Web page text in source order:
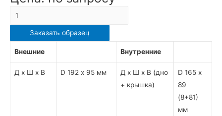
Количество
ТОРТНИЦА
КРУГЛАЯ
3101/3100
Заказать образец
Внешние Внутренние
Д х Ш х В D 192 х 95 мм
Д х Ш х В (дно
+ крышка)
D 165 х
89
(8+81)
мм